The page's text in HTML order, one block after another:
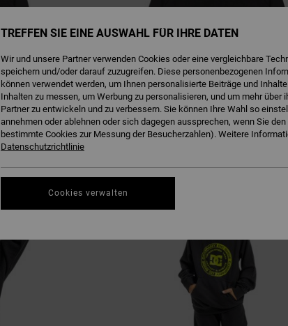
TREFFEN SIE EINE AUSWAHL FÜR IHRE DATEN
Wir und unsere Partner verwenden Cookies oder eine vergleichbare
speichern und/oder darauf zuzugreifen. Diese personenbezogenen
können verwendet werden, um Ihnen personalisierte Beiträge und
Inhalten zu messen, um Werbung zu personalisieren, und um mehr
Partner zu entwickeln und zu verbessern. Sie können Ihre Wahl so
annehmen oder ablehnen oder sich dagegen aussprechen, wenn Sie
bestimmte Cookies zur Messung der Besucherzahlen). Weitere
Datenschutzrichtlinie
Cookies verwalten